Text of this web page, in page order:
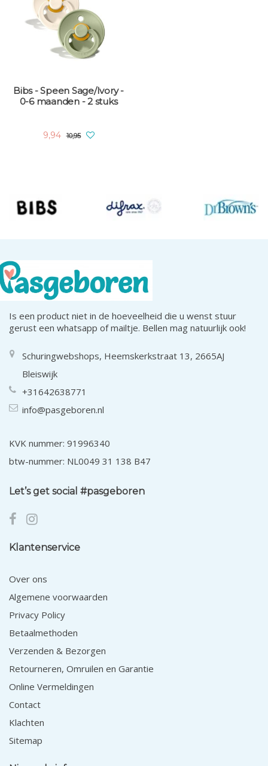
Bibs - Speen Sage/Ivory -
0-6 maanden - 2 stuks
9,94 10,95
Is een product niet in de hoeveelheid die u wenst stuur
gerust een whatsapp of mailtje. Bellen mag natuurlijk ook!
Schuringwebshops, Heemskerkstraat 13, 2665AJ
Bleiswijk
+31642638771
info@pasgeboren.nl
KVK nummer: 91996340
btw-nummer: NL0049 31 138 B47
Let’s get social #pasgeboren
Klantenservice
Over ons
Algemene voorwaarden
Privacy Policy
Betaalmethoden
Verzenden & Bezorgen
Retourneren, Omruilen en Garantie
Online Vermeldingen
Contact
Klachten
Sitemap